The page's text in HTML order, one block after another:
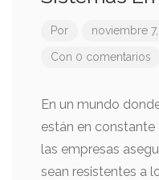
Por noviembre
Con 0 comentarios
En un mundo
están en
las empresas
sean resistentes a